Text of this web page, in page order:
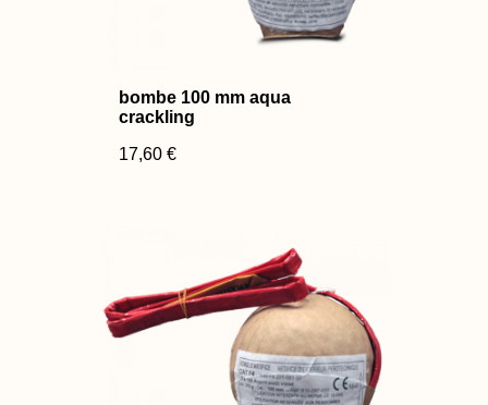
bombe 100 mm aqua
crackling
17,60 €